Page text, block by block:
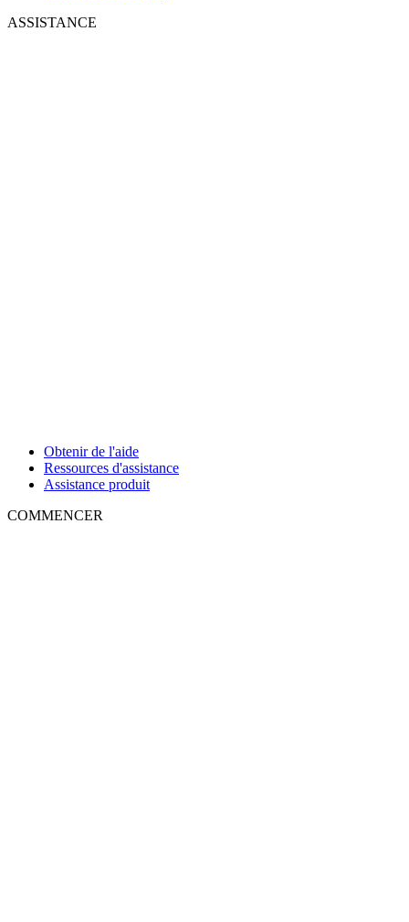
ASSISTANCE
Obtenir de l'aide
Ressources d'assistance
Assistance produit
COMMENCER